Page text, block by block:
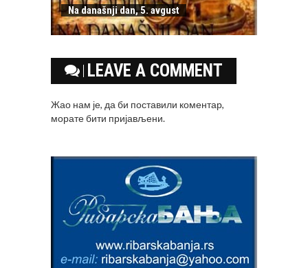
Na današnji dan, 5. avgust
LEAVE A COMMENT
Жао нам је, да би поставили коментар,
моратебити пријављени.